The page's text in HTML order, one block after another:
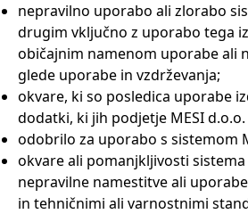
nepravilno uporabo ali zlorabo
drugim vključno z uporabo tega
običajnim namenom uporabe ali
glede uporabe in vzdrževanja;
okvare, ki so posledica uporabe
dodatki, ki jih podjetje MESI
odobrilo za uporabo s sistemom
okvare ali pomanjkljivosti sistema
nepravilne namestitve ali
in tehničnimi ali varnostnimi